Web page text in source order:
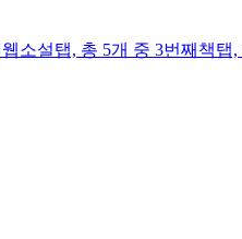
웹소설탭, 총 5개 중 3번째 책탭,